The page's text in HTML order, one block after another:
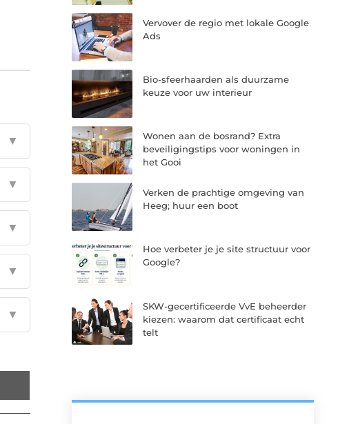
▼
▼
▼
▼
▼
Vervover de regio met lokale Google
Ads
Bio-sfeerhaarden als duurzame
keuze voor uw interieur
Wonen aan de bosrand? Extra
beveiligingstips voor woningen in
het Gooi
Verken de prachtige omgeving van
Heeg; huur een boot
Hoe verbeter je je site structuur voor
Google?
SKW-gecertificeerde VvE beheerder
kiezen: waarom dat certificaat echt
telt